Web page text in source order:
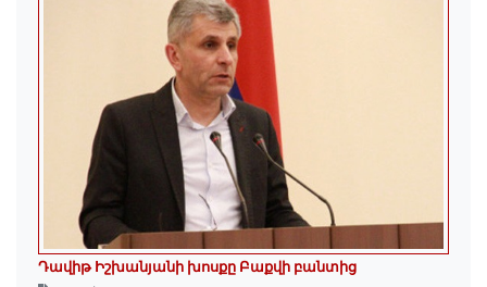
Դավիթ Իշխանյանի խոսքը Բաքվի բանտից